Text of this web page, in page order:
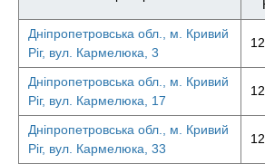
Дніпропетровська обл., м. Кривий
Ріг, вул. Кармелюка, 3
Дніпропетровська обл., м. Кривий
Ріг, вул. Кармелюка, 17
Дніпропетровська обл., м. Кривий
Ріг, вул. Кармелюка, 33